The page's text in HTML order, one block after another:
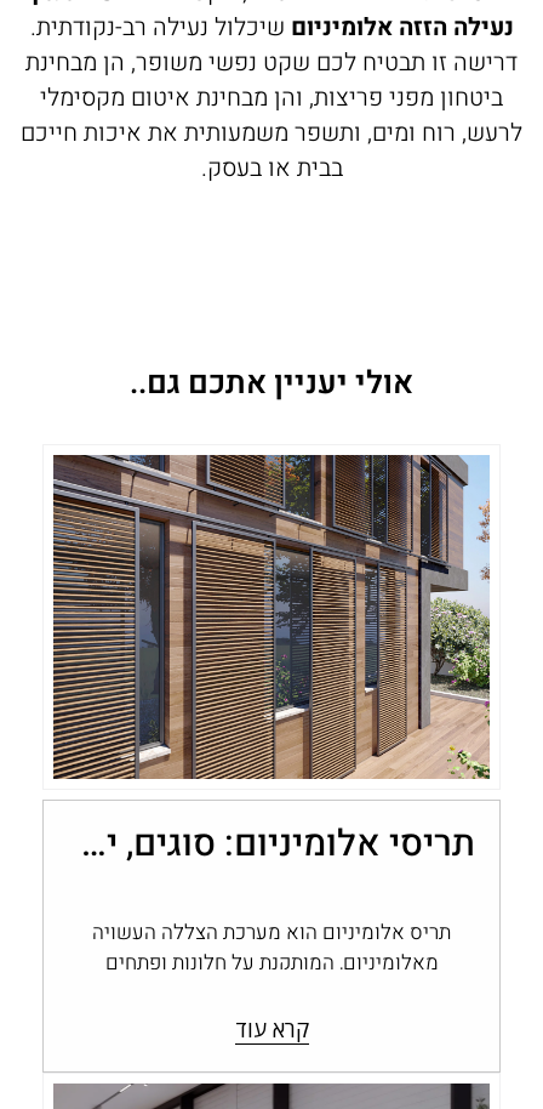
נעילה הזזה אלומיניום שיכלול נעילה רב-נקודתית.
דרישה זו תבטיח לכם שקט נפשי משופר, הן מבחינת
ביטחון מפני פריצות, והן מבחינת איטום מקסימלי
לרעש, רוח ומים, ותשפר משמעותית את איכות חייכם
בבית או בעסק.
אולי יעניין אתכם גם..
תריסי אלומיניום: סוגים, יתרונות ובחירה לבית
תריס אלומיניום הוא מערכת הצללה העשויה
מאלומיניום, המותקנת על חלונות ופתחים
ובחשיפה לחוץ. תריסי אלומיניום…
קרא עוד